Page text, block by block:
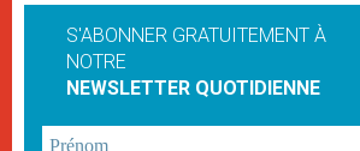
S'ABONNER GRATUITEMENT À
NOTRE
NEWSLETTER QUOTIDIENNE